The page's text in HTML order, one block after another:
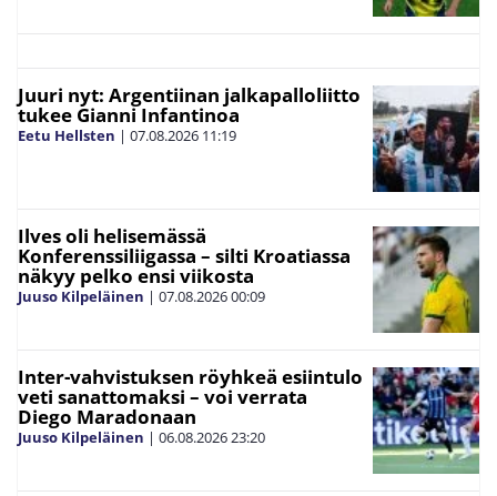
Juuri nyt: Argentiinan jalkapalloliitto
tukee Gianni Infantinoa
Eetu Hellsten | 07.08.2026 11:19
Ilves oli helisemässä
Konferenssiliigassa – silti Kroatiassa
näkyy pelko ensi viikosta
Juuso Kilpeläinen | 07.08.202600:09
Inter-vahvistuksen röyhkeä esiintulo
veti sanattomaksi – voi verrata
Diego Maradonaan
Juuso Kilpeläinen | 06.08.202623:20